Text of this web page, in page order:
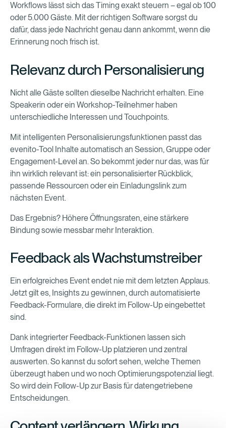
Workflows lässt sich das Timing exakt steuern – egal ob 100
oder 5.000 Gäste. Mit der richtigen Software sorgst du
dafür, dass jede Nachricht genau dann ankommt, wenn die
Erinnerung noch frisch ist.
Relevanz durch Personalisierung
Nicht alle Gäste sollten dieselbe Nachricht erhalten. Eine
Speakerin oder ein Workshop-Teilnehmer haben
unterschiedliche Interessen und Touchpoints.
Mit intelligenten Personalisierungsfunktionen passt das
evenito-Tool Inhalte automatisch an Session, Gruppe oder
Engagement-Level an. So bekommt jeder nur das, was für
ihn wirklich relevant ist: ein personalisierter Rückblick,
passende Ressourcen oder ein Einladungslink zum
nächsten Event.
Das Ergebnis? Höhere Öffnungsraten, eine stärkere
Bindung sowie messbar mehr Interaktion.
Feedback als Wachstumstreiber
Ein erfolgreiches Event endet nie mit dem letzten Applaus.
Jetzt gilt es, Insights zu gewinnen, durch automatisierte
Feedback-Formulare, die direkt im Follow-Up eingebettet
sind.
Dank integrierter Feedback-Funktionen lassen sich
Umfragen direkt im Follow-Up platzieren und zentral
auswerten. So kannst du sofort sehen, welche Themen
überzeugt haben und wo noch Optimierungspotenzial liegt.
So wird dein Follow-Up zur Basis für datengetriebene
Entscheidungen.